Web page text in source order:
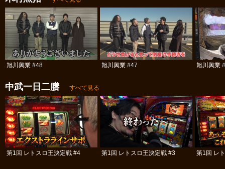
旭川興業 #48 旭川興業 #47 旭川興業
中武一日二膳 すべて見る
第1回 レトスロ王決定戦 #4 第1回 レトスロ王決定戦 #3 第1回 レ